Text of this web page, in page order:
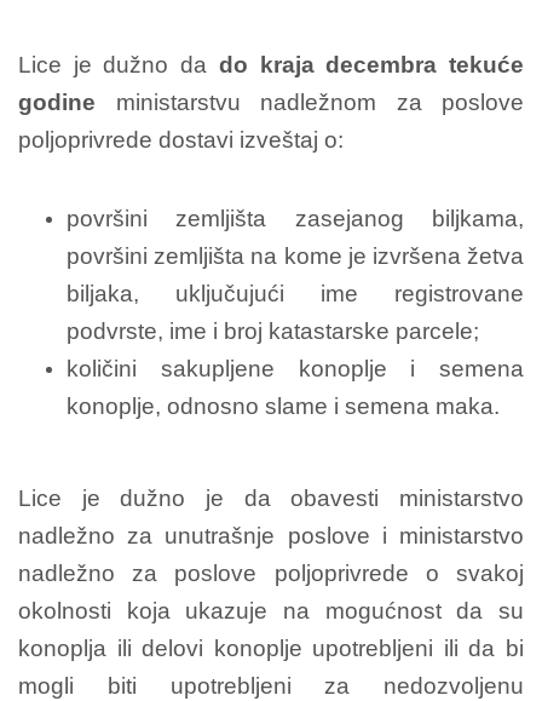
Lice je dužno da do kraja decembra tekuće
godine ministarstvu nadležnom za poslove
poljoprivrede dostavi izveštaj o:
površini zemljišta zasejanog biljkama,
površini zemljišta na kome je izvršena žetva
biljaka, uključujući ime registrovane
podvrste, ime i broj katastarske parcele;
količini sakupljene konoplje i semena
konoplje, odnosno slame i semena maka.
Lice je dužno je da obavesti ministarstvo
nadležno za unutrašnje poslove i ministarstvo
nadležno za poslove poljoprivrede o svakoj
okolnosti koja ukazuje na mogućnost da su
konoplja ili delovi konoplje upotrebljeni ili da bi
mogli biti upotrebljeni za nedozvoljenu